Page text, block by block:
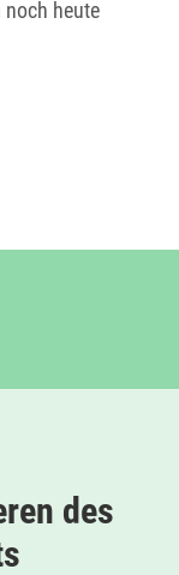
heute
des